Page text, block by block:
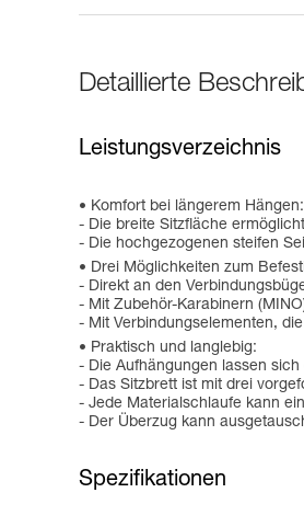
Detaillierte
Leistungsverzeichnis
Komfort bei längerem Hängen:
- Die breite Sitzfläche
- Die hochgezogenen steifen
Drei Möglichkeiten zum
- Direkt an den
- Mit Zubehör-Karabinern
- Mit Verbindungselementen,
Praktisch und langlebig:
- Die Aufhängungen lassen
- Das Sitzbrett ist mit drei
- Jede Materialschlaufe kann
- Der Überzug kann
Spezifikationen